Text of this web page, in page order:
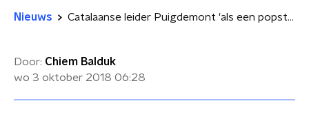
Nieuws Catalaanse leider Puigdemont 'als een popster' ontvangen in Amsterdam
Door: Chiem Balduk
wo 3 oktober 2018 06:28